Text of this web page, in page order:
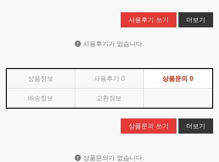
사용후기 쓰기 더보기
사용후기가 없습니다.
상품정보 사용후기 0 상품문의0
배송정보 교환정보
상품문의 쓰기 더보기
상품문의가 없습니다.